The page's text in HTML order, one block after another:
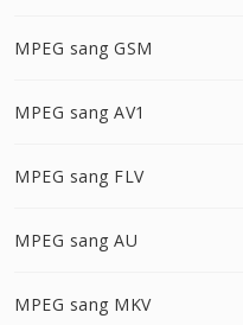
MPEG sang GSM
MPEG sang AV1
MPEG sang FLV
MPEG sang AU
MPEG sang MKV